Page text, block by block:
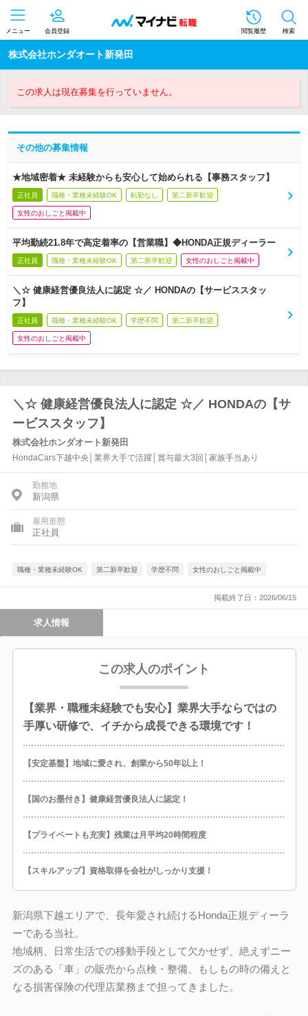
メニュー 会員登録 閲覧履歴 検索
株式会社ホンダオート新発田
この求人は現在募集を行っていません。
その他の募集情報
★地域密着★ 未経験からも安心して始められる【事務スタッフ】
正社員 職種・業種未経験OK 転勤なし 第二新卒歓迎
女性のおしごと掲載中
平均勤続21.8年で高定着率の【営業職】◆HONDA正規ディーラー
正社員 職種・業種未経験OK 第二新卒歓迎 女性のおしごと掲載中
＼☆ 健康経営優良法人に認定 ☆／ HONDAの【サービススタッ
フ】
正社員 職種・業種未経験OK 学歴不問 第二新卒歓迎
女性のおしごと掲載中
＼☆ 健康経営優良法人に認定 ☆／ HONDAの【サ
ービススタッフ】
株式会社ホンダオート新発田
HondaCars下越中央│業界大手で活躍│賞与最大3回│家族手当あり
勤務地
新潟県
雇用形態
正社員
職種・業種未経験OK 第二新卒歓迎 学歴不問 女性のおしごと掲載中
掲載終了日：2026/06/15
求人情報
この求人のポイント
【業界・職種未経験でも安心】業界大手ならではの
手厚い研修で、イチから成長できる環境です！
【安定基盤】地域に愛され、創業から50年以上！
【国のお墨付き】健康経営優良法人に認定！
【プライベートも充実】残業は月平均20時間程度
【スキルアップ】資格取得を会社がしっかり支援！
新潟県下越エリアで、長年愛され続けるHonda正規ディーラ
ーである当社。
地域柄、日常生活での移動手段として欠かせず、絶えずニー
ズのある「車」の販売から点検・整備、もしもの時の備えと
なる損害保険の代理店業務まで担ってきました。